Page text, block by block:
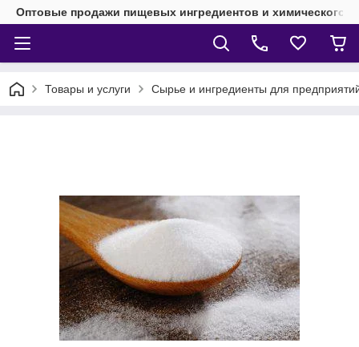
Оптовые продажи пищевых ингредиентов и химического
Товары и услуги Сырье и ингредиенты для